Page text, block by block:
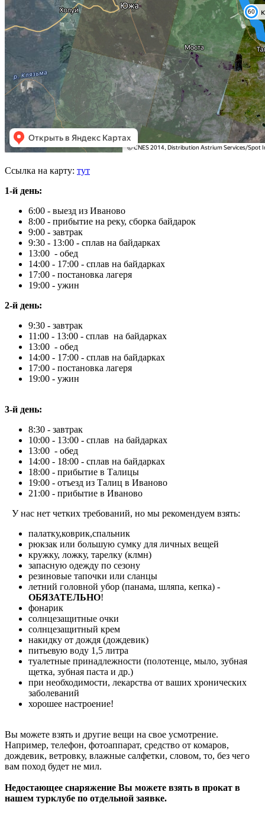
Ссылка на карту: тут
1-й день:
6:00 - выезд из Иваново
8:00 - прибытие на реку, сборка байдарок
9:00 - завтрак
9:30 - 13:00 - сплав на байдарках
13:00 - обед
14:00 - 17:00 - сплав на байдарках
17:00 - постановка лагеря
19:00 - ужин
2-й день:
9:30 - завтрак
11:00 - 13:00 - сплав на байдарках
13:00 - обед
14:00 - 17:00 - сплав на байдарках
17:00 - постановка лагеря
19:00 - ужин
3-й день:
8:30 - завтрак
10:00 - 13:00 - сплав на байдарках
13:00 - обед
14:00 - 18:00 - сплав на байдарках
18:00 - прибытие в Талицы
19:00 - отъезд из Талиц в Иваново
21:00 - прибытие в Иваново
У нас нет четких требований, но мы рекомендуем взять:
палатку,коврик,спальник
рюкзак или большую сумку для личных вещей
кружку, ложку, тарелку (клмн)
запасную одежду по сезону
резиновые тапочки или сланцы
летний головной убор (панама, шляпа, кепка) -
ОБЯЗАТЕЛЬНО!
фонарик
солнцезащитные очки
солнцезащитный крем
накидку от дождя (дождевик)
питьевую воду 1,5 литра
туалетные принадлежности (полотенце, мыло, зубная
щетка, зубная паста и др.)
при необходимости, лекарства от ваших хронических
заболеваний
хорошее настроение!
Вы можете взять и другие вещи на свое усмотрение.
Например, телефон, фотоаппарат, средство от комаров,
дождевик, ветровку, влажные салфетки, словом, то, без чего
вам поход будет не мил.
Недостающее снаряжение Вы можете взять в прокат в
нашем турклубе по отдельной заявке.